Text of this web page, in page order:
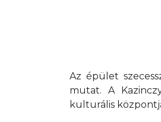
Az épület
mutat. A
kulturális